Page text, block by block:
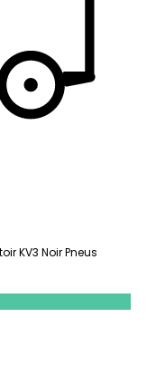
KV3 Noir Pneus